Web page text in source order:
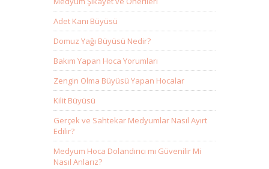
Adet Kanı Büyüsü
Domuz Yağı Büyüsü Nedir?
Bakım Yapan Hoca Yorumları
Zengin Olma Büyüsü Yapan Hocalar
Kilit Büyüsü
Gerçek ve Sahtekar Medyumlar Nasıl Ayırt
Edilir?
Medyum Hoca Dolandırıcı mı Güvenilir Mi
Nasıl Anlarız?